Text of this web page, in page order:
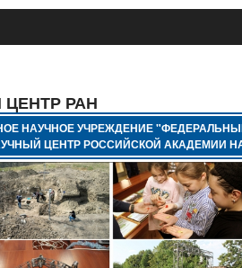
РАН
НАУЧНОЕ УЧРЕЖДЕНИЕ
ЦЕНТР РОССИЙСКОЙ АКАДЕМИИ